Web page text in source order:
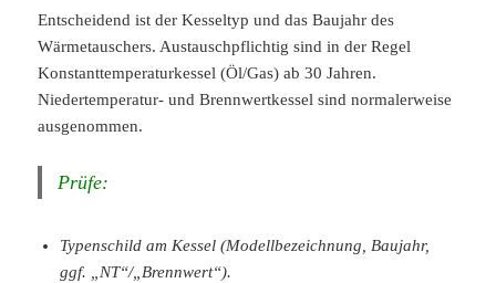
Entscheidend ist der Kesseltyp und das Baujahr des
Wärmetauschers. Austauschpflichtig sind in der Regel
Konstanttemperaturkessel (Öl/Gas) ab 30 Jahren.
Niedertemperatur- und Brennwertkessel sind normalerweise
ausgenommen.
Prüfe:
Typenschild am Kessel (Modellbezeichnung, Baujahr,
ggf. „NT“/„Brennwert“).